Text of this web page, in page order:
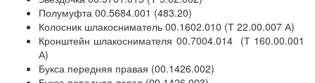
Полумуфта 00.5684.001 (483.20)
Колосник шлакосниматель 00.1602.010 (Т 22.00.007 А)
Кронштейн шлакоснимателя 00.7004.014 (Т 160.00.001
А)
Букса передняя правая (00.1426.002)